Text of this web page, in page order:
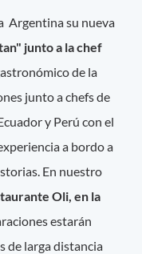
Argentina su nueva
junto a la chef
de la
junto a chefs de
y Perú con el
a bordo a
En nuestro
Oli, en la
estarán
de larga distancia